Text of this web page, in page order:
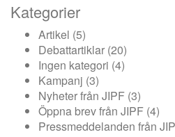
Kategorier
Artikel (5)
Debattartiklar (20)
Ingen kategori (4)
Kampanj (3)
Nyheter från JIPF (3)
Öppna brev från JIPF (4)
Pressmeddelanden från